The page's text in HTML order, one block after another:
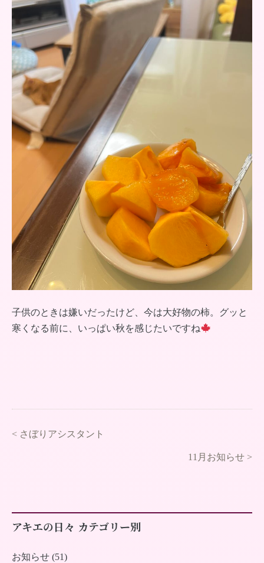
子供のときは嫌いだったけど、今は大好物の柿。グッと
寒くなる前に、いっぱい秋を感じたいですね
< さぼりアシスタント
11月お知らせ >
アキエの日々 カテゴリー別
お知らせ (51)